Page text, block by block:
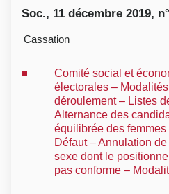
Soc., 11 décembre 2019,
Cassation
Comité social et
électorales –
déroulement – Listes
Alternance des
équilibrée des
Défaut – Annulation
sexe dont le
pas conforme –